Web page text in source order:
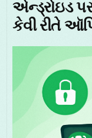
એન્ડ્રોઇડ
કેવી રીતે